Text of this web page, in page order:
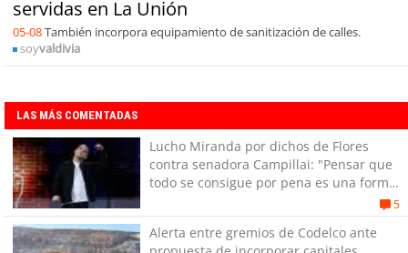
servidas en La Unión
05-08También incorpora equipamiento de sanitización de calles.
soyvaldivia
LAS MÁS COMENTADAS
Lucho Miranda por dichos de Flores
contra senadora Campillai: "Pensar que
todo se consigue por pena es una forma
5
Alerta entre gremios de Codelco ante